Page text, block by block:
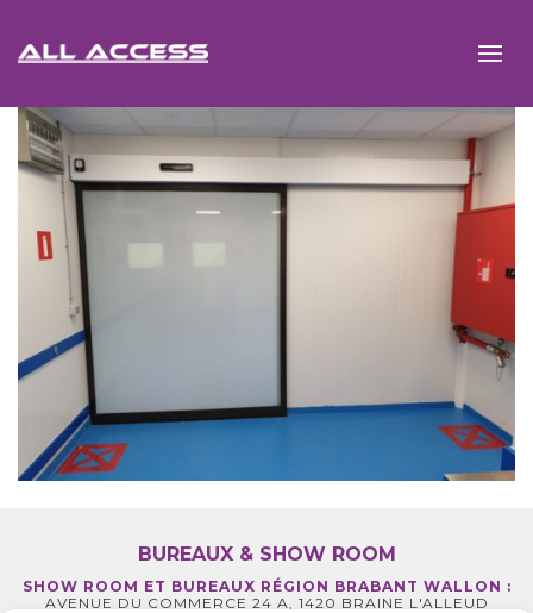
BUREAUX & SHOW ROOM
SHOW ROOM ET BUREAUX RÉGION BRABANT WALLON :
AVENUE DU COMMERCE 24 A, 1420 BRAINE L'ALLEUD